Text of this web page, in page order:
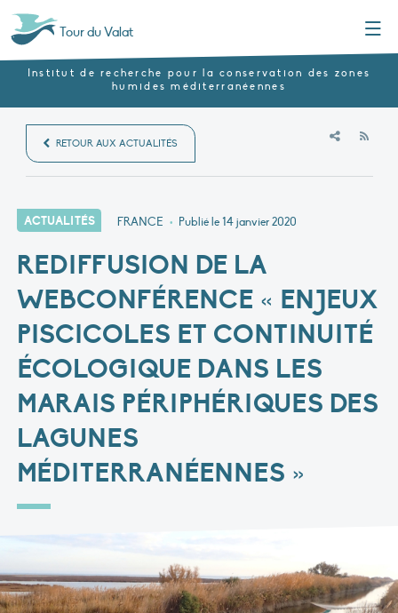
Tour du Valat
Institut de recherche pour la conservation des zones
humides méditerranéennes
RETOUR AUX ACTUALITÉS
ACTUALITÉS FRANCE • Publié le14 janvier 2020
REDIFFUSION DE LA
WEBCONFÉRENCE « ENJEUX
PISCICOLES ET CONTINUITÉ
ÉCOLOGIQUE DANS LES
MARAIS PÉRIPHÉRIQUES DES
LAGUNES
MÉDITERRANÉENNES »